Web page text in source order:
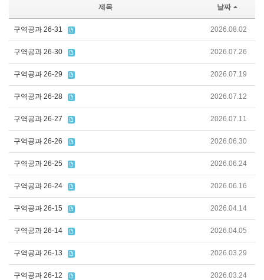
제목 날짜
구역공과 26-31 2026.08.02
구역공과 26-30 2026.07.26
구역공과 26-29 2026.07.19
구역공과 26-28 2026.07.12
구역공과 26-27 2026.07.11
구역공과 26-26 2026.06.30
구역공과 26-25 2026.06.24
구역공과 26-24 2026.06.16
구역공과 26-15 2026.04.14
구역공과 26-14 2026.04.05
구역공과 26-13 2026.03.29
구역공과 26-12 2026.03.24